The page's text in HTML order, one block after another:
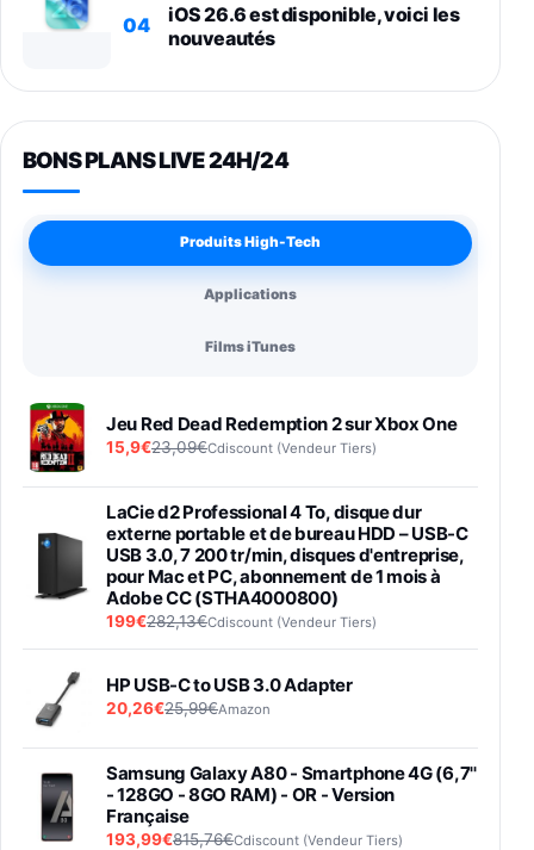
04
iOS 26.6 est disponible, voici les
nouveautés
BONS PLANS LIVE 24H/24
Produits High-Tech
Applications
Films iTunes
Jeu Red Dead Redemption 2 sur Xbox One
15,9€23,09€Cdiscount (Vendeur Tiers)
LaCie d2 Professional 4 To, disque dur
externe portable et de bureau HDD – USB-C
USB 3.0, 7 200 tr/min, disques d'entreprise,
pour Mac et PC, abonnement de 1 mois à
Adobe CC (STHA4000800)
199€282,13€Cdiscount (Vendeur Tiers)
HP USB-C to USB 3.0 Adapter
20,26€25,99€Amazon
Samsung Galaxy A80 - Smartphone 4G (6,7''
- 128GO - 8GO RAM) - OR - Version
Française
193,99€815,76€Cdiscount (Vendeur Tiers)